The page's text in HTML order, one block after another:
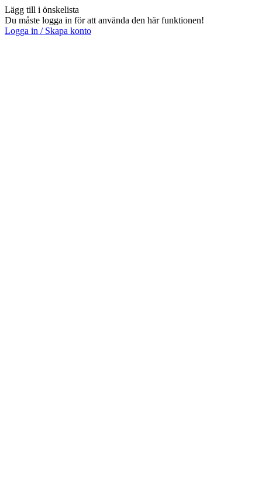
Lägg till i önskelista
Du måste logga in för att använda den här funktionen!
Logga in / Skapa konto